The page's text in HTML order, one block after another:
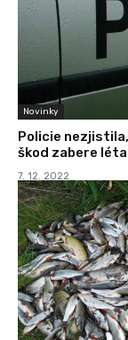
Novinky
Policie
škod zabere léta
7. 12. 2022